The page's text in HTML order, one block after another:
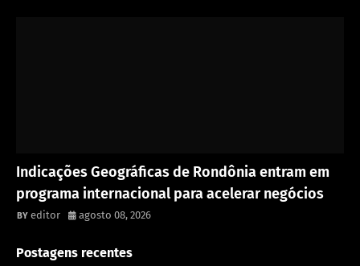
Indicações Geográficas de Rondônia entram em
programa internacional para acelerar negócios
editor agosto 08, 2026
Postagens recentes